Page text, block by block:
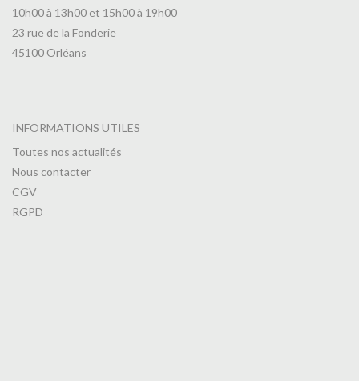
10h00 à 13h00 et 15h00 à 19h00
23 rue de la Fonderie
45100 Orléans
INFORMATIONS UTILES
Toutes nos actualités
Nous contacter
CGV
RGPD